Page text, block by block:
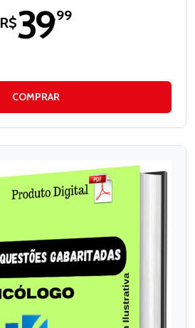
R$39,99
COMPRAR